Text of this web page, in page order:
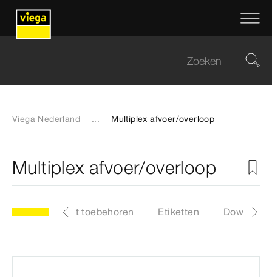
Viega Nederland ... Multiplex afvoer/overloop
Multiplex afvoer/overloop
Lijst met toebehoren Etiketten